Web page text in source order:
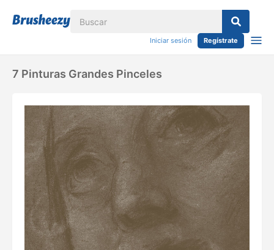
Iniciar sesión Regístrate
7 Pinturas Grandes Pinceles